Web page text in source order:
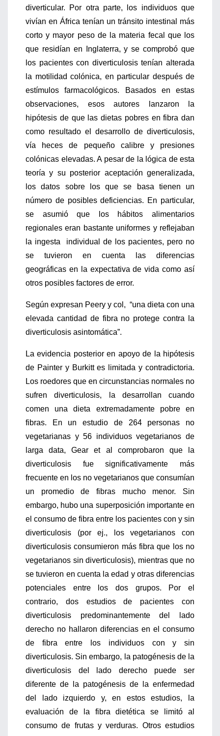
diverticular. Por otra parte, los individuos que
vivían en África tenían un tránsito intestinal más
corto y mayor peso de la materia fecal que los
que residían en Inglaterra, y se comprobó que
los pacientes con diverticulosis tenían alterada
la motilidad colónica, en particular después de
estímulos farmacológicos. Basados en estas
observaciones, esos autores lanzaron la
hipótesis de que las dietas pobres en fibra dan
como resultado el desarrollo de diverticulosis,
vía heces de pequeño calibre y presiones
colónicas elevadas. A pesar de la lógica de esta
teoría y su posterior aceptación generalizada,
los datos sobre los que se basa tienen un
número de posibles deficiencias. En particular,
se asumió que los hábitos alimentarios
regionales eran bastante uniformes y reflejaban
la ingesta individual de los pacientes, pero no
se tuvieron en cuenta las diferencias
geográficas en la expectativa de vida como así
otros posibles factores de error.
Según expresan Peery y col, “una dieta con una
elevada cantidad de fibra no protege contra la
diverticulosis asintomática”.
La evidencia posterior en apoyo de la hipótesis
de Painter y Burkitt es limitada y contradictoria.
Los roedores que en circunstancias normales no
sufren diverticulosis, la desarrollan cuando
comen una dieta extremadamente pobre en
fibras. En un estudio de 264 personas no
vegetarianas y 56 individuos vegetarianos de
larga data, Gear et al comprobaron que la
diverticulosis fue significativamente más
frecuente en los no vegetarianos que consumían
un promedio de fibras mucho menor. Sin
embargo, hubo una superposición importante en
el consumo de fibra entre los pacientes con y sin
diverticulosis (por ej., los vegetarianos con
diverticulosis consumieron más fibra que los no
vegetarianos sin diverticulosis), mientras que no
se tuvieron en cuenta la edad y otras diferencias
potenciales entre los dos grupos. Por el
contrario, dos estudios de pacientes con
diverticulosis predominantemente del lado
derecho no hallaron diferencias en el consumo
de fibra entre los individuos con y sin
diverticulosis. Sin embargo, la patogénesis de la
diverticulosis del lado derecho puede ser
diferente de la patogénesis de la enfermedad
del lado izquierdo y, en estos estudios, la
evaluación de la fibra dietética se limitó al
consumo de frutas y verduras. Otros estudios